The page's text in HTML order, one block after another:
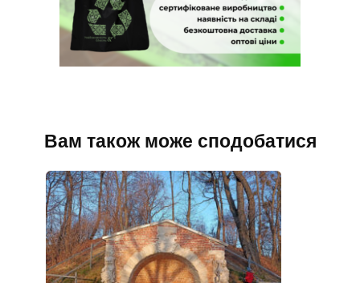
Вам також може сподобатися